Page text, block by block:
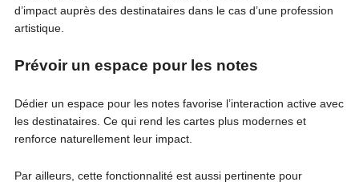
d’impact auprès des destinataires dans le cas d’une profession
artistique.
Prévoir un espace pour les notes
Dédier un espace pour les notes favorise l’interaction active avec
les destinataires. Ce qui rend les cartes plus modernes et
renforce naturellement leur impact.
Par ailleurs, cette fonctionnalité est aussi pertinente pour